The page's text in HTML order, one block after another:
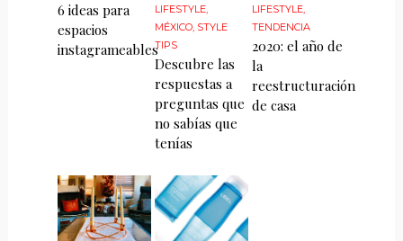
6 ideas para
espacios
instagrameables
LIFESTYLE,
MÉXICO, STYLE
TIPS
Descubre las
respuestas a
preguntas que
no sabías que
tenías
LIFESTYLE,
TENDENCIA
2020: el año de
la
reestructuración
de casa